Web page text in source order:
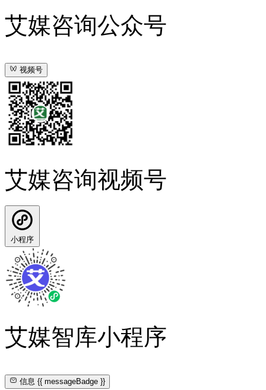
艾媒咨询公众号
视频号
艾媒咨询视频号
小程序
艾媒智库小程序
信息{{ messageBadge }}